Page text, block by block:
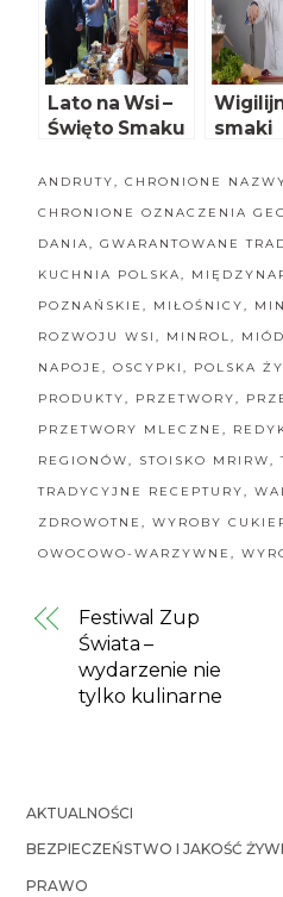
Lato na Wsi –
Święto Smaku
Minikowie
smaki
ANDRUTY,CHRONIONE
CHRONIONE OZNACZENIA
DANIA,GWARANTOWANE
KUCHNIA POLSKA,
POZNAŃSKIE, MIŁOŚNICY,
ROZWOJU WSI, MINROL,
NAPOJE,OSCYPKI, POLSKA
PRODUKTY, PRZETWORY,
PRZETWORY MLECZNE,
REGIONÓW, STOISKO MRIRW,
TRADYCYJNE RECEPTURY,
ZDROWOTNE,WYROBY
OWOCOWO-WARZYWNE,
Festiwal Zup
Świata –
wydarzenie nie
tylko kulinarne
AKTUALNOŚCI
BEZPIECZEŃSTWO I JAKOŚĆ
PRAWO